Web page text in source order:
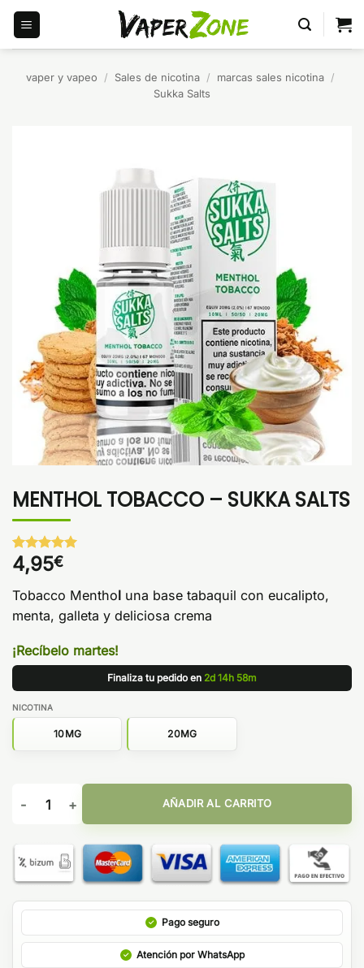
Saltar
contenido
vaper y vapeo / Sales de nicotina / marcas sales nicotina /
Sukka Salts
MENTHOL TOBACCO – SUKKA SALTS
Valorado
con5 de 5
1
valoración
de un
4,95€
Tobacco Menthol una base tabaquil con eucalipto,
menta, galleta y deliciosa crema
¡Recíbelo martes!
Finaliza tu pedido en 2d 14h 58m
NICOTINA
10MG 20MG
MENTHOL TOBACCO - SUKKA SALTS cantidad
AÑADIR AL CARRITO
Pago seguro
Atención por WhatsApp